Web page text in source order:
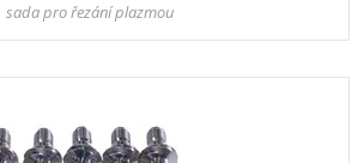
sada pro řezání plazmou